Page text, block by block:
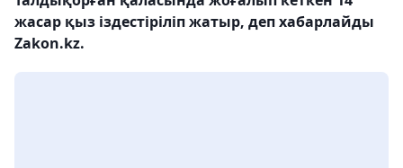
жасар қыз іздестіріліп жатыр, деп хабарлайды
Zakon.kz.